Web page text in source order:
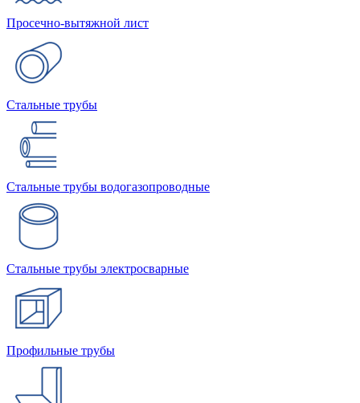
Просечно-вытяжной лист
Стальные трубы
Стальные трубы водогазопроводные
Стальные трубы электросварные
Профильные трубы